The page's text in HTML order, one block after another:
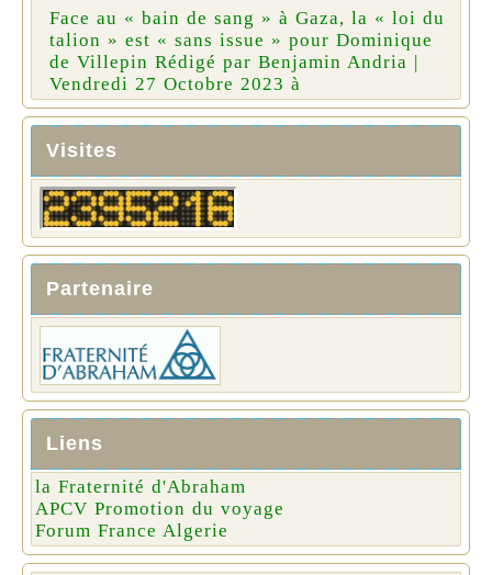
Face au « bain de sang » à Gaza, la « loi du
talion » est « sans issue » pour Dominique
de Villepin Rédigé par Benjamin Andria |
Vendredi 27 Octobre 2023 à
Visites
Partenaire
Liens
la Fraternité d'Abraham
APCV Promotion du voyage
Forum France Algerie